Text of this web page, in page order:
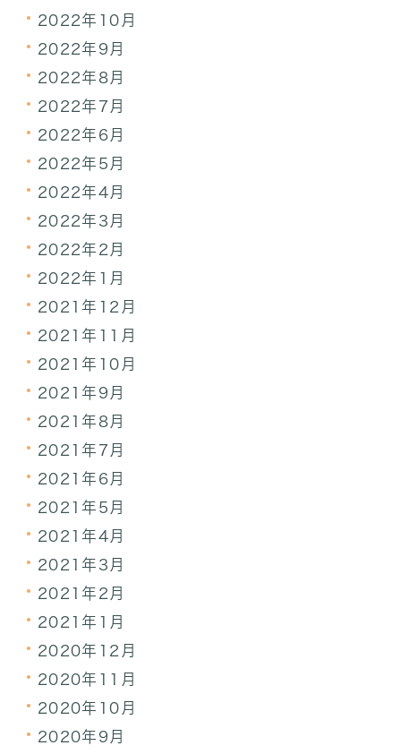
2022年10月
2022年9月
2022年8月
2022年7月
2022年6月
2022年5月
2022年4月
2022年3月
2022年2月
2022年1月
2021年12月
2021年11月
2021年10月
2021年9月
2021年8月
2021年7月
2021年6月
2021年5月
2021年4月
2021年3月
2021年2月
2021年1月
2020年12月
2020年11月
2020年10月
2020年9月